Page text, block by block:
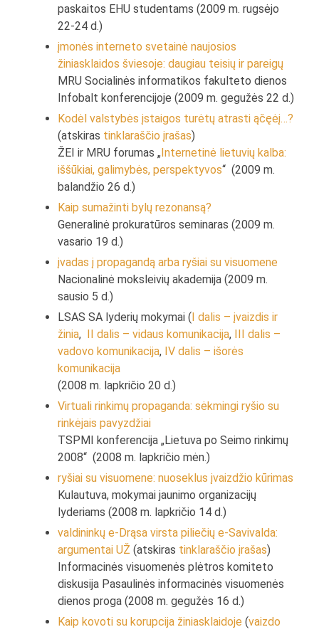
paskaitos EHU studentams (2009 m. rugsėjo
22-24 d.)
įmonės interneto svetainė naujosios
žiniasklaidos šviesoje: daugiau teisių ir pareigų
MRU Socialinės informatikos fakulteto dienos
Infobalt konferencijoje (2009 m. gegužės 22 d.)
Kodėl valstybės įstaigos turėtų atrasti ąčęėį…?
(atskiras tinklaraščio įrašas)
ŽEI ir MRU forumas „Internetinė lietuvių kalba:
iššūkiai, galimybės, perspektyvos“ (2009 m.
balandžio 26 d.)
Kaip sumažinti bylų rezonansą?
Generalinė prokuratūros seminaras (2009 m.
vasario 19 d.)
įvadas į propagandą arba ryšiai su visuomene
Nacionalinė moksleivių akademija (2009 m.
sausio 5 d.)
LSAS SA lyderių mokymai (I dalis – įvaizdis ir
žinia, II dalis – vidaus komunikacija, III dalis –
vadovo komunikacija, IV dalis – išorės
komunikacija
(2008 m. lapkričio 20 d.)
Virtuali rinkimų propaganda: sėkmingi ryšio su
rinkėjais pavyzdžiai
TSPMI konferencija „Lietuva po Seimo rinkimų
2008“ (2008 m. lapkričio mėn.)
ryšiai su visuomene: nuoseklus įvaizdžio kūrimas
Kulautuva, mokymai jaunimo organizacijų
lyderiams (2008 m. lapkričio 14 d.)
valdininkų e-Drąsa virsta piliečių e-Savivalda:
argumentai UŽ (atskiras tinklaraščio įrašas)
Informacinės visuomenės plėtros komiteto
diskusija Pasaulinės informacinės visuomenės
dienos proga (2008 m. gegužės 16 d.)
Kaip kovoti su korupcija žiniasklaidoje (vaizdo